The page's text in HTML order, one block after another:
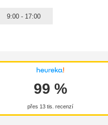
9:00 - 17:00
99 %
přes 13 tis. recenzí